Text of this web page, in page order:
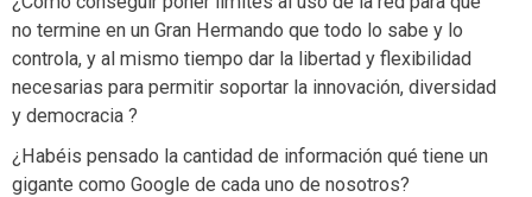
no termine en un Gran Hermando que todo lo sabe y lo
controla, y al mismo tiempo dar la libertad y flexibilidad
necesarias para permitir soportar la innovación, diversidad
y democracia ?
¿Habéis pensado la cantidad de información qué tiene un
gigante como Google de cada uno de nosotros?